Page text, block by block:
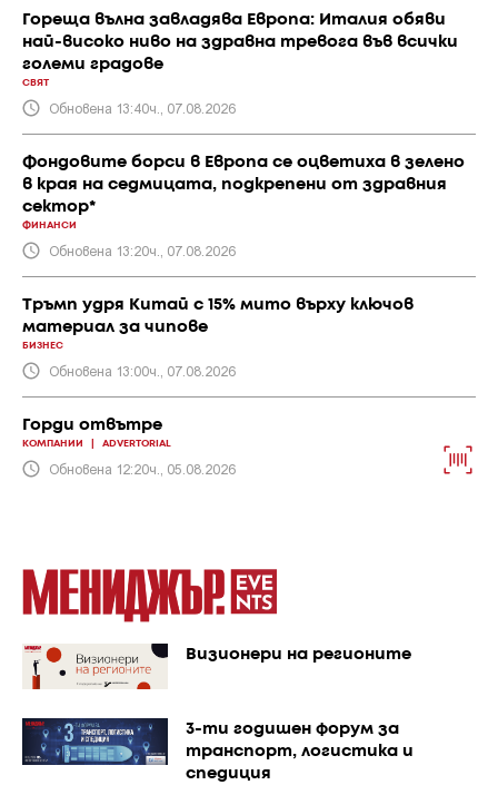
Гореща вълна завладява Европа: Италия обяви
най-високо ниво на здравна тревога във всички
големи градове
СВЯТ
Обновена 13:40ч., 07.08.2026
Фондовите борси в Европа се оцветиха в зелено
в края на седмицата, подкрепени от здравния
сектор*
ФИНАНСИ
Обновена 13:20ч., 07.08.2026
Тръмп удря Китай с 15% мито върху ключов
материал за чипове
БИЗНЕС
Обновена 13:00ч., 07.08.2026
Горди отвътре
КОМПАНИИ ADVERTORIAL
Обновена 12:20ч., 05.08.2026
Визионери на регионите
3-ти годишен форум за
транспорт, логистика и
спедиция